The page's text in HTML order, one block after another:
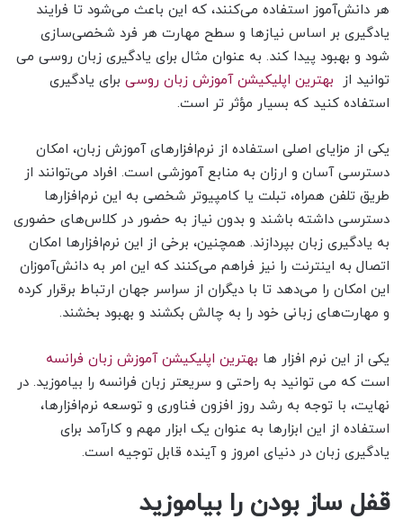
هر دانش‌آموز استفاده می‌کنند، که این باعث می‌شود تا فرایند
یادگیری بر اساس نیازها و سطح مهارت هر فرد شخصی‌سازی
شود و بهبود پیدا کند. به عنوان مثال برای یادگیری زبان روسی می
توانید از بهترین اپلیکیشن آموزش زبان روسی برای یادگیری
استفاده کنید که بسیار مؤثر تر است.
یکی از مزایای اصلی استفاده از نرم‌افزارهای آموزش زبان، امکان
دسترسی آسان و ارزان به منابع آموزشی است. افراد می‌توانند از
طریق تلفن همراه، تبلت یا کامپیوتر شخصی به این نرم‌افزارها
دسترسی داشته باشند و بدون نیاز به حضور در کلاس‌های حضوری
به یادگیری زبان بپردازند. همچنین، برخی از این نرم‌افزارها امکان
اتصال به اینترنت را نیز فراهم می‌کنند که این امر به دانش‌آموزان
این امکان را می‌دهد تا با دیگران از سراسر جهان ارتباط برقرار کرده
و مهارت‌های زبانی خود را به چالش بکشند و بهبود بخشند.
یکی از این نرم افزار ها بهترین اپلیکیشن آموزش زبان فرانسه
است که می توانید به راحتی و سریعتر زبان فرانسه را بیاموزید. در
نهایت، با توجه به رشد روز افزون فناوری و توسعه نرم‌افزارها،
استفاده از این ابزارها به عنوان یک ابزار مهم و کارآمد برای
یادگیری زبان در دنیای امروز و آینده قابل توجیه است.
قفل ساز بودن را بیاموزید